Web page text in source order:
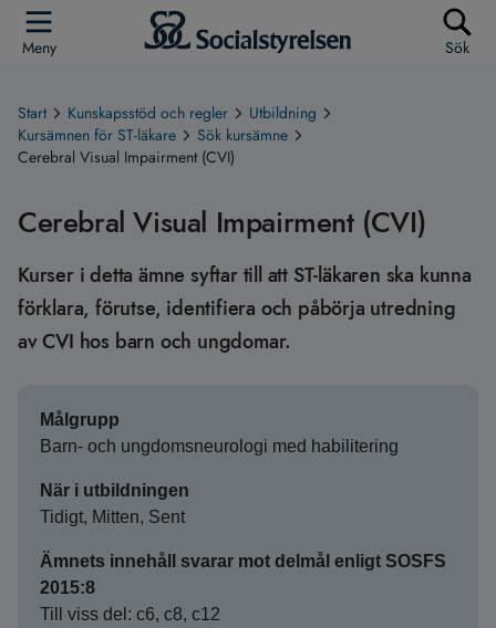
Meny Sök
Start Kunskapsstöd och regler
Utbildning
Kursämnen för ST-läkare
Sök kursämne
Cerebral Visual Impairment (CVI)
Cerebral Visual Impairment (CVI)
Kurser i detta ämne syftar till att ST-läkaren ska kunna
förklara, förutse, identifiera och påbörja utredning
av CVI hos barn och ungdomar.
Målgrupp
Barn- och ungdomsneurologi med habilitering
När i utbildningen
Tidigt, Mitten, Sent
Ämnets innehåll svarar mot delmål enligt SOSFS
2015:8
Till viss del: c6, c8, c12